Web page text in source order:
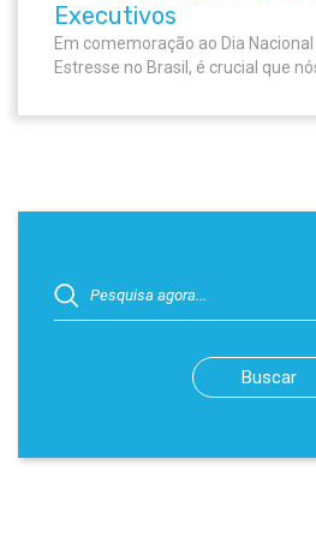
Executivos
Em comemoração ao Dia
Estresse no Brasil, é crucial que